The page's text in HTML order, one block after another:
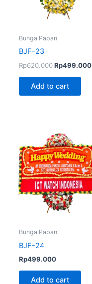
Bunga Papan
BJF-23
Rp620.000 Rp499.000
Add to cart
Bunga Papan
BJF-24
Rp499.000
Add to cart